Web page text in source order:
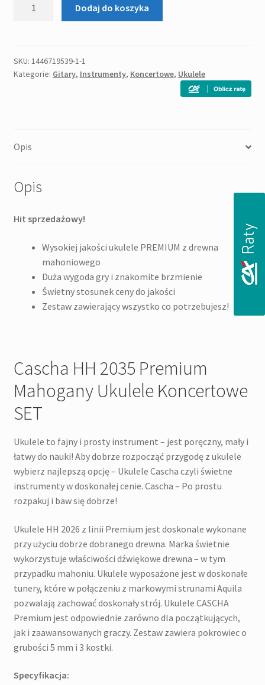
-
Ukulele
Dodaj do koszyka
SKU: 1446719539-1-1
Kategorie: Gitary, Instrumenty, Koncertowe, Ukulele
Opis
Opis
Hit sprzedażowy!
Wysokiej jakości ukulele PREMIUM z drewna
mahoniowego
Duża wygoda gry i znakomite brzmienie
Świetny stosunek ceny do jakości
Zestaw zawierający wszystko co potrzebujesz!
Cascha HH 2035 Premium
Mahogany Ukulele Koncertowe
SET
Ukulele to fajny i prosty instrument – jest poręczny, mały i
łatwy do nauki! Aby dobrze rozpocząć przygodę z ukulele
wybierz najlepszą opcję – Ukulele Cascha czyli świetne
instrumenty w doskonałej cenie. Cascha – Po prostu
rozpakuj i baw się dobrze!
Ukulele HH 2026 z linii Premium jest doskonale wykonane
przy użyciu dobrze dobranego drewna. Marka świetnie
wykorzystuje właściwości dźwiękowe drewna – w tym
przypadku mahoniu. Ukulele wyposażone jest w doskonałe
tunery, które w połączeniu z markowymi strunami Aquila
pozwalają zachować doskonały strój. Ukulele CASCHA
Premium jest odpowiednie zarówno dla początkujących,
jak i zaawansowanych graczy. Zestaw zawiera pokrowiec o
grubości 5 mm i 3 kostki.
Specyfikacja: